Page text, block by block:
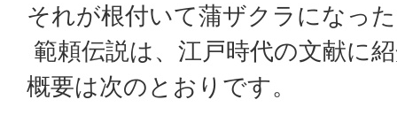
それが根付いて蒲ザクラになっ
範頼伝説は、江戸時代の文献に
概要は次のとおりです。